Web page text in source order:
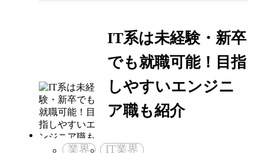
IT系は未経験・新卒
でも就職可能！目指
しやすいエンジニ
ア職も紹介
業界 IT業界